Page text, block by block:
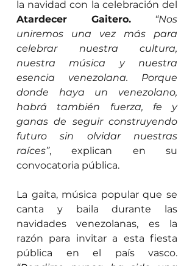
Atardecer Gaitero.
“Nos
uniremos una vez más para
celebrar nuestra cultura,
nuestra música y nuestra
esencia venezolana. Porque
donde haya un venezolano,
habrá también fuerza, fe y
ganas de seguir construyendo
futuro sin olvidar nuestras
raíces”, explican en su
convocatoria pública.
La gaita, música popular que se
canta y baila durante las
navidades venezolanas, es la
razón para invitar a esta fiesta